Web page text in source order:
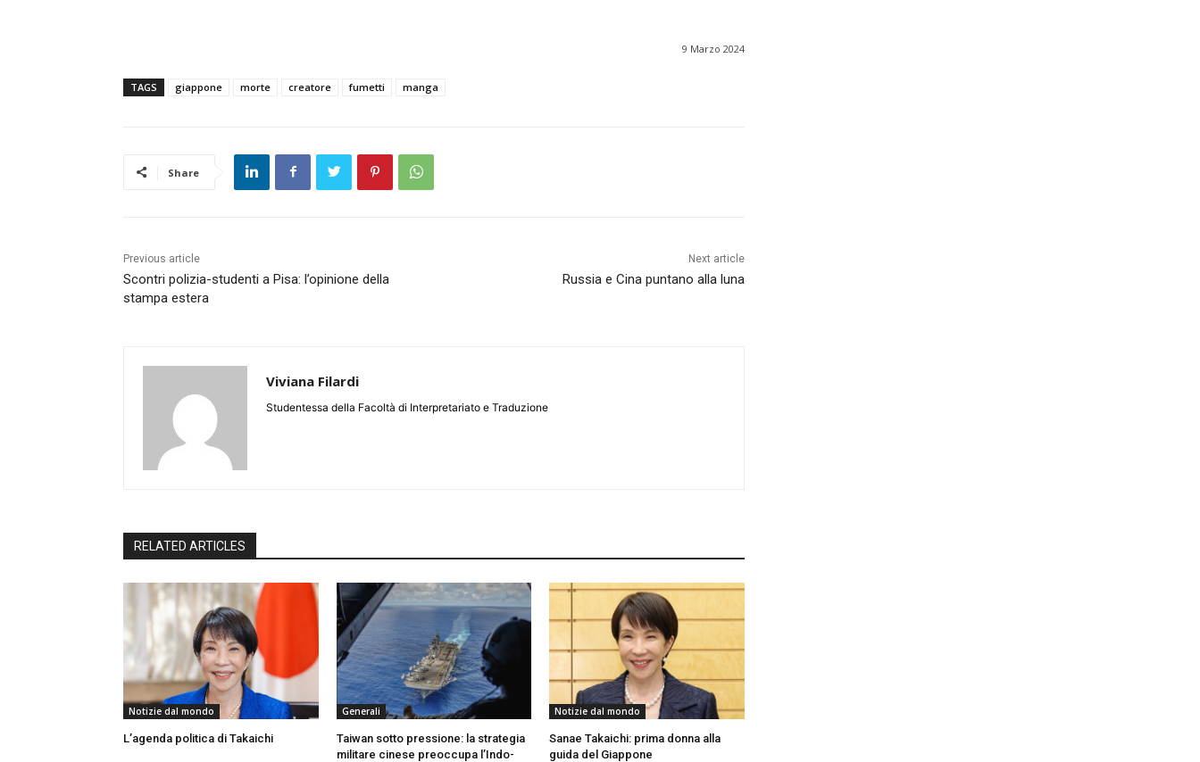
9 Marzo 2024
TAGS giappone morte creatore fumetti manga
Share
Previous article
Scontri polizia-studenti a Pisa: l’opinione della
stampa estera
Next article
Russia e Cina puntano alla luna
Viviana Filardi
Studentessa della Facoltà di Interpretariato e Traduzione
RELATED ARTICLES
Notizie dal mondo
L’agenda politica di Takaichi
Generali
Taiwan sotto pressione: la strategia
militare cinese preoccupa l’Indo-
Notizie dal mondo
Sanae Takaichi: prima donna alla
guida del Giappone